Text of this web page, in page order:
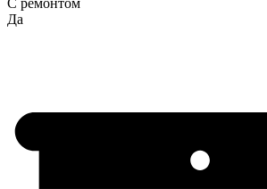
С ремонтом
Да